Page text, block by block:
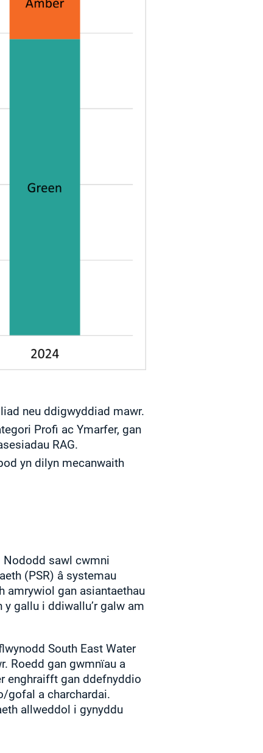
neu ddigwyddiad mawr.
Profi ac Ymarfer, gan
RAG.
yn dilyn mecanwaith
Nododd sawl cwmni
(PSR) â systemau
amrywiol gan asiantaethau
gallu i ddiwallu’r galw am
South East Water
Roedd gan gwmnïau a
enghraifft gan ddefnyddio
gofal a charchardai.
allweddol i gynyddu